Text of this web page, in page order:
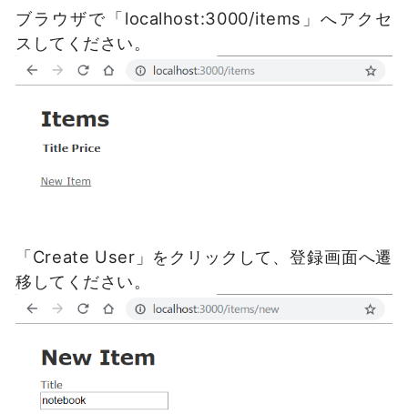
ブラウザで「localhost:3000/items」へアクセ
スしてください。
「Create User」をクリックして、登録画面へ遷
移してください。